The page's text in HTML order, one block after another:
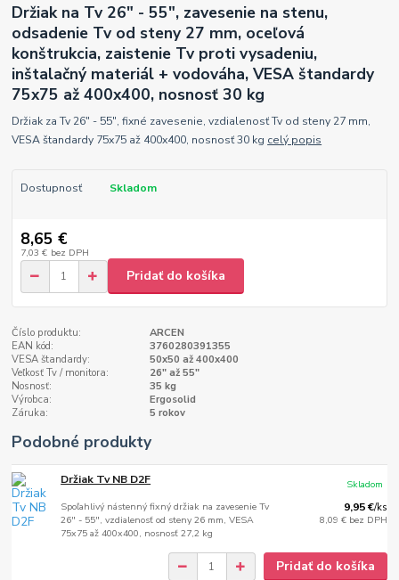
Držiak na Tv 26" - 55", zavesenie na stenu,
odsadenie Tv od steny 27 mm, oceľová
konštrukcia, zaistenie Tv proti vysadeniu,
inštalačný materiál + vodováha, VESA štandardy
75x75 až 400x400, nosnosť 30 kg
Držiak za Tv 26" - 55", fixné zavesenie, vzdialenosť Tv od steny 27 mm,
VESA štandardy 75x75 až 400x400, nosnosť 30 kg celý popis
Dostupnosť Skladom
8,65 €
7,03 € bez DPH
Pridať do košíka
Číslo produktu:
ARCEN
EAN kód:
3760280391355
VESA štandardy:
50x50 až 400x400
Veľkosť Tv / monitora:
26" až 55"
Nosnosť:
35 kg
Výrobca:
Ergosolid
Záruka:
5 rokov
Podobné produkty
Držiak Tv NB D2F
Spoľahlivý nástenný fixný držiak na zavesenie Tv
26" - 55", vzdialenosť od steny 26 mm, VESA
75x75 až 400x400, nosnosť 27,2 kg
9,95 €/ks
8,09 € bez DPH
Skladom
Pridať do košíka